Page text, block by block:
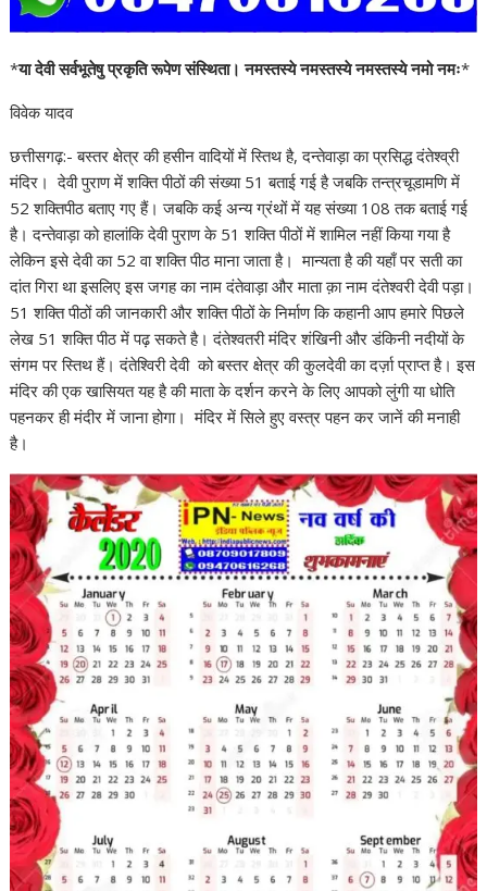
*या देवी सर्वभूतेषु प्रकृति रूपेण संस्थिता। नमस्तस्ये नमस्तस्ये नमस्तस्ये नमो नमः*
विवेक यादव
छत्तीसगढ़:- बस्तर क्षेत्र की हसीन वादियों में स्तिथ है, दन्तेवाड़ा का प्रसिद्ध दंतेश्व्री
मंदिर। देवी पुराण में शक्ति पीठों की संख्या 51 बताई गई है जबकि तन्त्रचूडामणि में
52 शक्तिपीठ बताए गए हैं। जबकि कई अन्य ग्रंथों में यह संख्या 108 तक बताई गई
है। दन्तेवाड़ा को हालांकि देवी पुराण के 51 शक्ति पीठों में शामिल नहीं किया गया है
लेकिन इसे देवी का 52 वा शक्ति पीठ माना जाता है। मान्यता है की यहाँ पर सती का
दांत गिरा था इसलिए इस जगह का नाम दंतेवाड़ा और माता क़ा नाम दंतेश्वरी देवी पड़ा।
51 शक्ति पीठों की जानकारी और शक्ति पीठों के निर्माण कि कहानी आप हमारे पिछले
लेख 51 शक्ति पीठ में पढ़ सकते है। दंतेश्वतरी मंदिर शंखिनी और डंकिनी नदीयों के
संगम पर स्तिथ हैं। दंतेश्विरी देवी को बस्तर क्षेत्र की कुलदेवी का दर्ज़ा प्राप्त है। इस
मंदिर की एक खासियत यह है की माता के दर्शन करने के लिए आपको लुंगी या धोति
पहनकर ही मंदीर में जाना होगा। मंदिर में सिले हुए वस्त्र पहन कर जानें की मनाही
है।